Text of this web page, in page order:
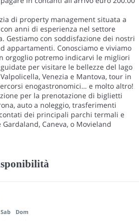
di property management situata a
anni di esperienza nel settore
Gestiamo con soddisfazione dei nostri
appartamenti. Conosciamo e viviamo
orgoglio potremo indicarvi le migliori
per visitare le bellezze del lago
Venezia e Mantova, tour in
enogastronomici… e molto altro!
per la prenotazione di biglietti
auto a noleggio, trasferimenti
dei principali parchi termali e
Caneva, o Movieland
Sab Dom